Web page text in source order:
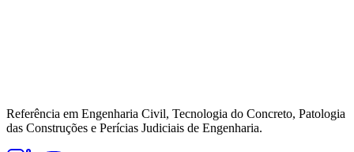
Referência em Engenharia Civil, Tecnologia do Concreto, Patologia
das Construções e Perícias Judiciais de Engenharia.